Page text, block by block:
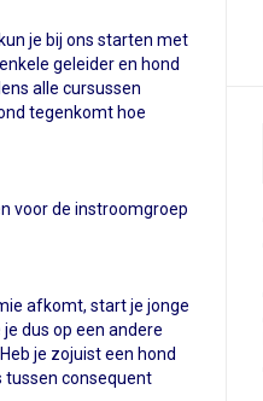
je bij ons starten met
geleider en hond
alle cursussen
tegenkomt hoe
voor de instroomgroep
afkomt, start je jonge
dus op een andere
je zojuist een hond
tussen consequent